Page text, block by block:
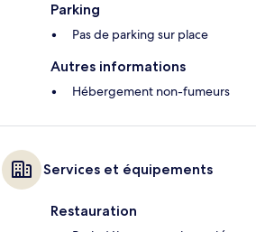
Parking
Pas de parking sur place
Autres informations
Hébergement non-fumeurs
Services et équipements
Restauration